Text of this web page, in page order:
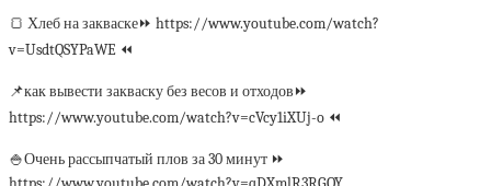
🍞 Хлеб на закваске⏩ https://www.youtube.com/watch?
v=UsdtQSYPaWE ⏪
📌как вывести закваску без весов и отходов⏩
https://www.youtube.com/watch?v=cVcy1iXUj-o ⏪
🍚Очень рассыпчатый плов за 30 минут ⏩